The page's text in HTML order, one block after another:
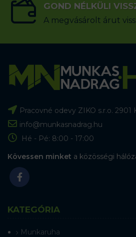
GOND NÉLKÜLI
A megvásárolt árut
Pracovné odevy ZIKO s.r.o.
info@munkasnadrag.hu
Hé - Pé: 8:00 - 17:00
Kövessen minket a közösségi
KATEGÓRIA
Munkaruha